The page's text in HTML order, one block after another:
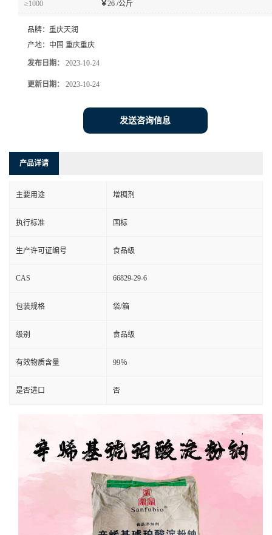
≥1000 ￥26 /公斤
品牌： 重庆天润
产地： 中国 重庆重庆
发布日期： 2023-10-24
更新日期： 2023-10-24
发送咨询信息
产品详请
主要用途 增稠剂
执行标准 国标
生产许可证编号 食品级
CAS 66829-29-6
包装规格 袋/箱
级别 食品级
有效物质含量 99％
是否进口 否